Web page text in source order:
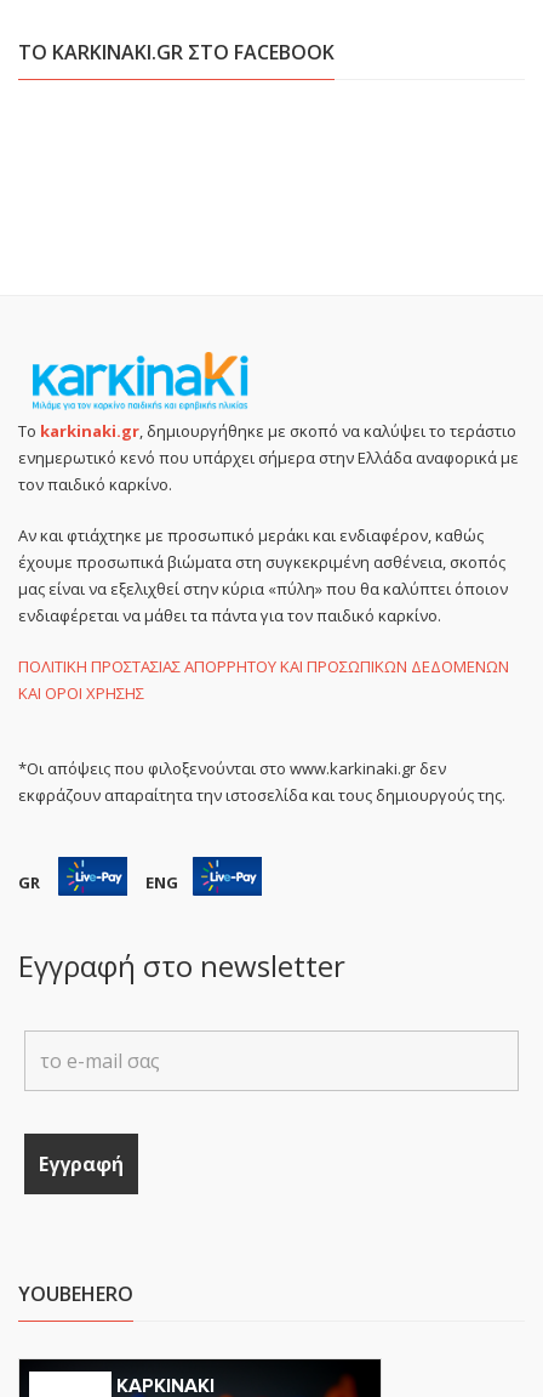
ΤΟ KARKINAKI.GR ΣΤΟ FACEBOOK
Το karkinaki.gr, δημιουργήθηκε με σκοπό να καλύψει το τεράστιο
ενημερωτικό κενό που υπάρχει σήμερα στην Ελλάδα αναφορικά με
τον παιδικό καρκίνο.
Αν και φτιάχτηκε με προσωπικό μεράκι και ενδιαφέρον, καθώς
έχουμε προσωπικά βιώματα στη συγκεκριμένη ασθένεια, σκοπός
μας είναι να εξελιχθεί στην κύρια «πύλη» που θα καλύπτει όποιον
ενδιαφέρεται να μάθει τα πάντα για τον παιδικό καρκίνο.
ΠΟΛΙΤΙΚΗ ΠΡΟΣΤΑΣΙΑΣ ΑΠΟΡΡΗΤΟΥ ΚΑΙ ΠΡΟΣΩΠΙΚΩΝ ΔΕΔΟΜΕΝΩΝ
ΚΑΙ ΟΡΟΙ ΧΡΗΣΗΣ
*Οι απόψεις που φιλοξενούνται στο www.karkinaki.gr δεν
εκφράζουν απαραίτητα την ιστοσελίδα και τους δημιουργούς της.
GR ENG
Εγγραφή στο newsletter
YOUBEHERO